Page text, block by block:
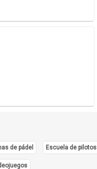
de pádel Escuela de pilotos